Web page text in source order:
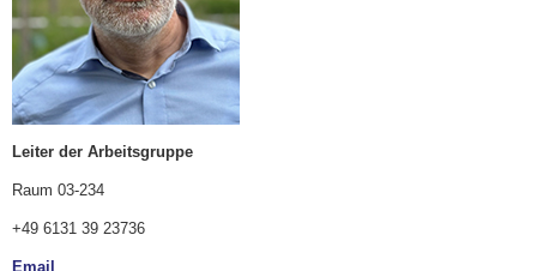
Leiter der Arbeitsgruppe
Raum 03-234
+49 6131 39 23736
Email